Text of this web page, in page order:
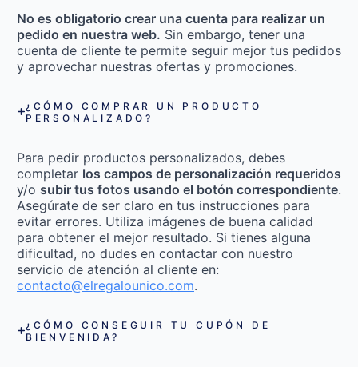
No es obligatorio crear una cuenta para realizar un
pedido en nuestra web. Sin embargo, tener una
cuenta de cliente te permite seguir mejor tus pedidos
y aprovechar nuestras ofertas y promociones.
¿CÓMO COMPRAR UN PRODUCTO
PERSONALIZADO?
Para pedir productos personalizados, debes
completar los campos de personalización requeridos
y/o subir tus fotos usando el botón correspondiente.
Asegúrate de ser claro en tus instrucciones para
evitar errores. Utiliza imágenes de buena calidad
para obtener el mejor resultado. Si tienes alguna
dificultad, no dudes en contactar con nuestro
servicio de atención al cliente en:
contacto@elregalounico.com.
¿CÓMO CONSEGUIR TU CUPÓN DE
BIENVENIDA?